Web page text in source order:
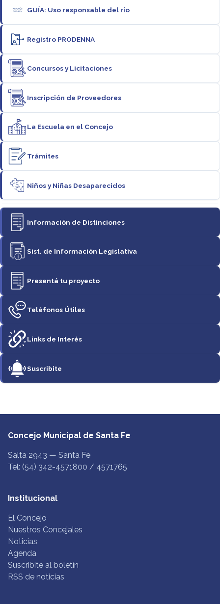
GUÍA: Uso responsable del río
Registro PRODENNA
Concursos y Licitaciones
Inscripción de Proveedores
La Escuela en el Concejo
Trámites
Niños y Niñas Desaparecidos
Información de Distinciones
Sist. de Información Legislativa
Presentá tu proyecto
Teléfonos Útiles
Links de Interés
Suscribite
Concejo Municipal de Santa Fe
Salta 2943 — Santa Fe
Tel: (54) 342-4571800 / 4571765
Institucional
El Concejo
Nuestros Concejales
Noticias
Agenda
Suscribite al boletín
RSS de noticias